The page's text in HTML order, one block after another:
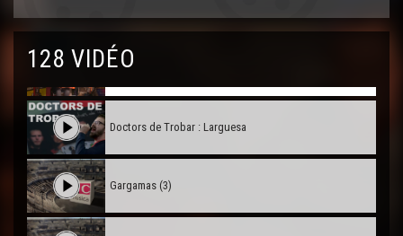
128 VIDÉODuo Peuch-Deltheil 03 : Boreia daus goïats
Doctors de Trobar : Larguesa
Gargamas (3)